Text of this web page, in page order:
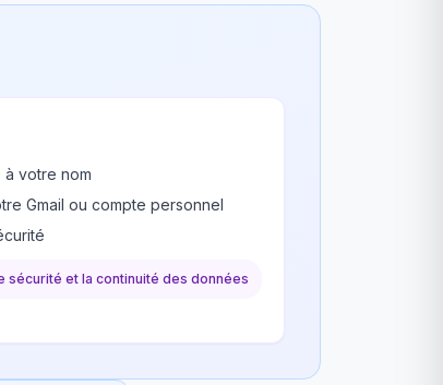
à votre nom
Gmail ou compte personnel
sécurité et la continuité des données